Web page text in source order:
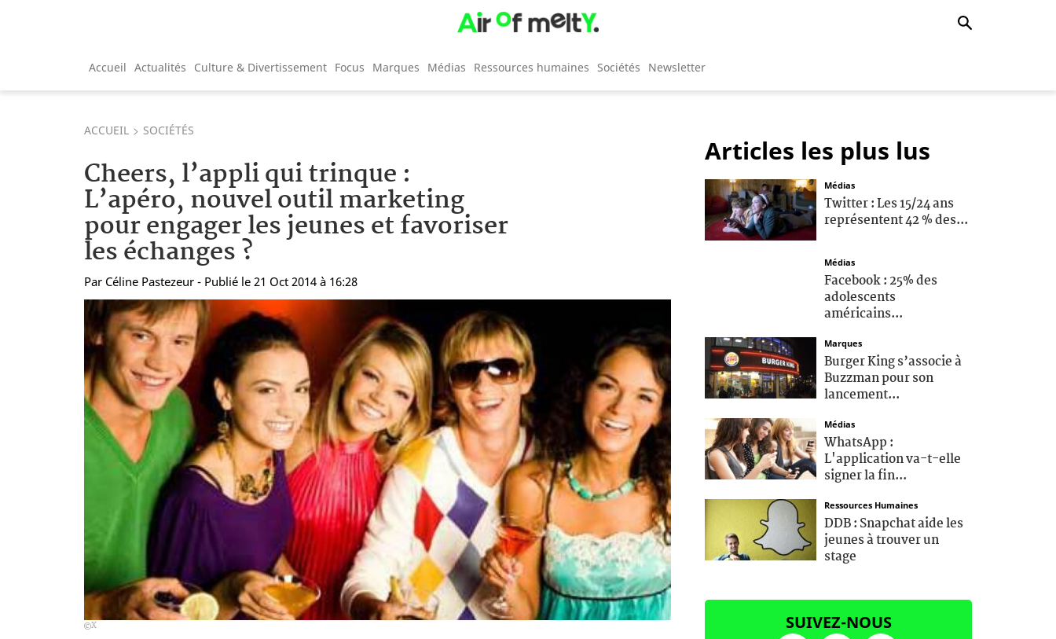
Accueil Actualités Culture & Divertissement Focus Marques Médias Ressources humaines Sociétés Newsletter
ACCUEIL SOCIÉTÉS
Cheers, l’appli qui trinque :
L’apéro, nouvel outil marketing
pour engager les jeunes et favoriser
les échanges ?
Par Céline Pastezeur - Publié le 21 Oct 2014 à 16:28
X
Articles les plus lus
Médias
Twitter : Les 15/24 ans
représentent 42 % des...
Médias
Facebook : 25% des
adolescents
américains...
Marques
Burger King s’associe à
Buzzman pour son
lancement...
Médias
WhatsApp :
L'application va-t-elle
signer la fin...
Ressources Humaines
DDB : Snapchat aide les
jeunes à trouver un
stage
SUIVEZ-NOUS